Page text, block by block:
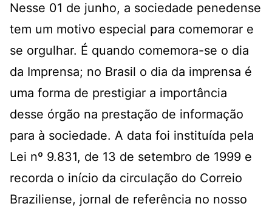
Nesse 01 de junho, a sociedade penedense
tem um motivo especial para comemorar e
se orgulhar. É quando comemora-se o dia
da Imprensa; no Brasil o dia da imprensa é
uma forma de prestigiar a importância
desse órgão na prestação de informação
para à sociedade. A data foi instituída pela
Lei nº 9.831, de 13 de setembro de 1999 e
recorda o início da circulação do Correio
Braziliense, jornal de referência no nosso